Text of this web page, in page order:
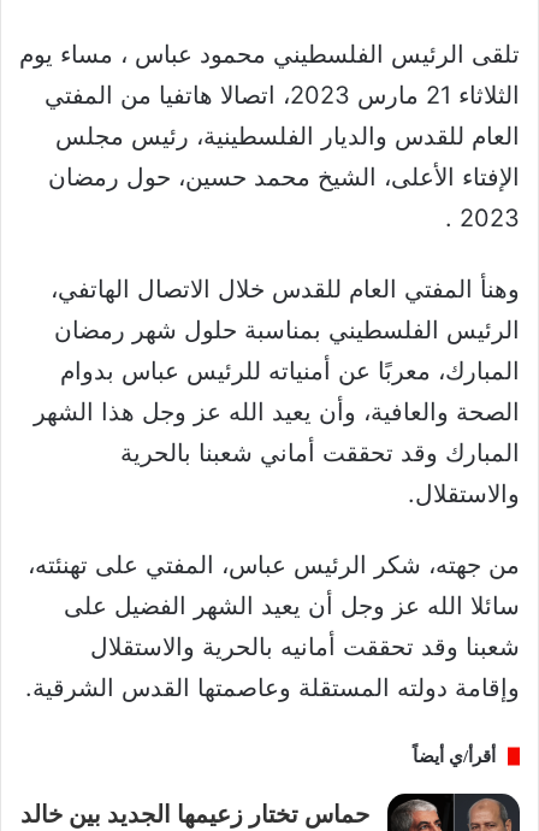
تلقى الرئيس الفلسطيني محمود عباس ، مساء يوم
الثلاثاء 21 مارس 2023، اتصالا هاتفيا من المفتي
العام للقدس والديار الفلسطينية، رئيس مجلس
الإفتاء الأعلى، الشيخ محمد حسين، حول رمضان
2023 .
وهنأ المفتي العام للقدس خلال الاتصال الهاتفي،
الرئيس الفلسطيني بمناسبة حلول شهر رمضان
المبارك، معربًا عن أمنياته للرئيس عباس بدوام
الصحة والعافية، وأن يعيد الله عز وجل هذا الشهر
المبارك وقد تحققت أماني شعبنا بالحرية
والاستقلال.
من جهته، شكر الرئيس عباس، المفتي على تهنئته،
سائلا الله عز وجل أن يعيد الشهر الفضيل على
شعبنا وقد تحققت أمانيه بالحرية والاستقلال
وإقامة دولته المستقلة وعاصمتها القدس الشرقية.
أقرأ/ي أيضاً
حماس تختار زعيمها الجديد بين خالد